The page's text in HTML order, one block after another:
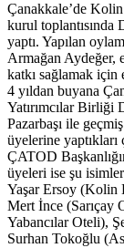
Çanakkale’de
kurul
yaptı. Yapılan
Armağan Aydeğer,
katkı sağlamak için
4 yıldan buyana
Yatırımcılar Birliği
Pazarbaşı ile
üyelerine yaptıkları
ÇATOD
üyeleri ise şu
Yaşar Ersoy (Kolin
Mert İnce (Sarıçay
Yabancılar Oteli),
Surhan Tokoğlu